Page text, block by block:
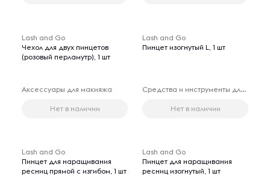
Lash and Go
Чехол для двух пинцетов
(розовый перламутр), 1 шт
Аксессуары для макияжа
Нет в наличии
Lash and Go
Пинцет изогнутый L, 1 шт
Средства и инструменты для наращивания ресниц
Нет в наличии
Lash and Go
Пинцет для наращивания
ресниц прямой с изгибом, 1 шт
Lash and Go
Пинцет для наращивания
ресниц изогнутый, 1 шт